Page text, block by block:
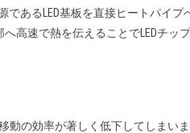
であるLED基板を直接ヒートパイ
高速で熱を伝えることでLEDチッ
動の効率が著しく低下してしまい